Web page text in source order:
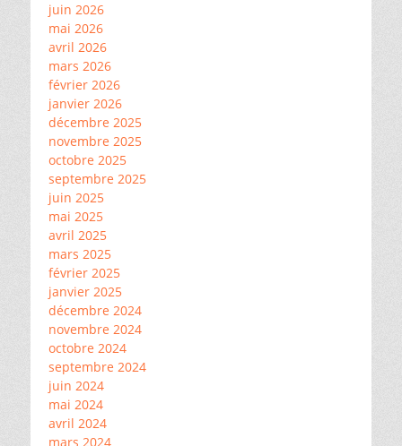
juin 2026
mai 2026
avril 2026
mars 2026
février 2026
janvier 2026
décembre 2025
novembre 2025
octobre 2025
septembre 2025
juin 2025
mai 2025
avril 2025
mars 2025
février 2025
janvier 2025
décembre 2024
novembre 2024
octobre 2024
septembre 2024
juin 2024
mai 2024
avril 2024
mars 2024